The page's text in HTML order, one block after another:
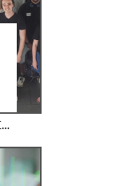
ENTREPRENEURIAT ÉTUDIANT